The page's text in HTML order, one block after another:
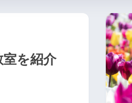
を紹介